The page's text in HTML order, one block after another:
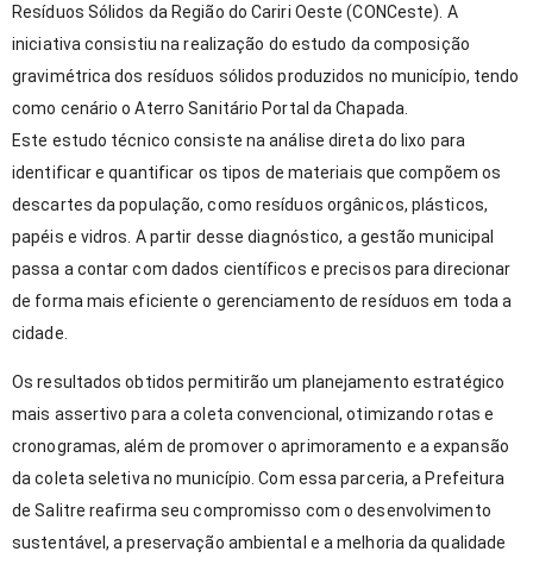
Resíduos Sólidos da Região do Cariri Oeste (CONCeste). A
iniciativa consistiu na realização do estudo da composição
gravimétrica dos resíduos sólidos produzidos no município, tendo
como cenário o Aterro Sanitário Portal da Chapada.
Este estudo técnico consiste na análise direta do lixo para
identificar e quantificar os tipos de materiais que compõem os
descartes da população, como resíduos orgânicos, plásticos,
papéis e vidros. A partir desse diagnóstico, a gestão municipal
passa a contar com dados científicos e precisos para direcionar
de forma mais eficiente o gerenciamento de resíduos em toda a
cidade.
Os resultados obtidos permitirão um planejamento estratégico
mais assertivo para a coleta convencional, otimizando rotas e
cronogramas, além de promover o aprimoramento e a expansão
da coleta seletiva no município. Com essa parceria, a Prefeitura
de Salitre reafirma seu compromisso com o desenvolvimento
sustentável, a preservação ambiental e a melhoria da qualidade